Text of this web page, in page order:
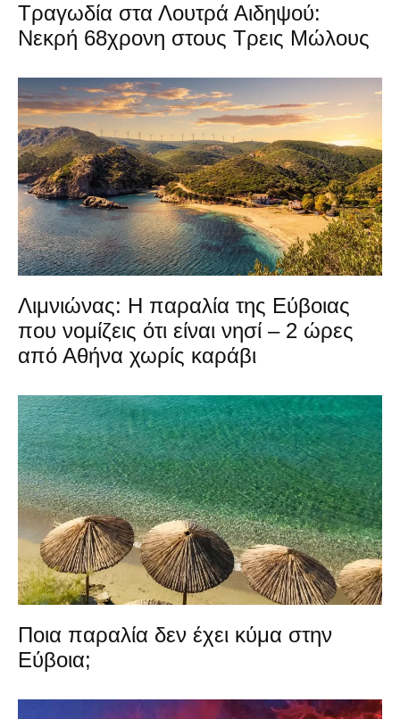
Τραγωδία στα Λουτρά Αιδηψού:
Νεκρή 68χρονη στους Τρεις Μώλους
Λιμνιώνας: Η παραλία της Εύβοιας
που νομίζεις ότι είναι νησί – 2 ώρες
από Αθήνα χωρίς καράβι
Ποια παραλία δεν έχει κύμα στην
Εύβοια;